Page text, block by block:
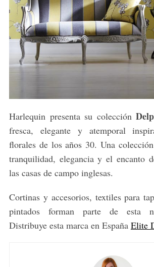
Harlequin presenta su colección
fresca, elegante y atemporal
florales de los años 30. Una
tranquilidad, elegancia y el encanto
las casas de campo inglesas.
Cortinas y accesorios, textiles para
pintados forman parte de esta
Distribuye esta marca en España Elite